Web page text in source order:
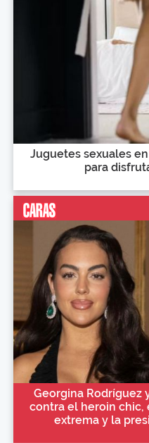
Juguetes sexuales
para
Georgina Rodríguez
contra el heroin chic,
extrema y la